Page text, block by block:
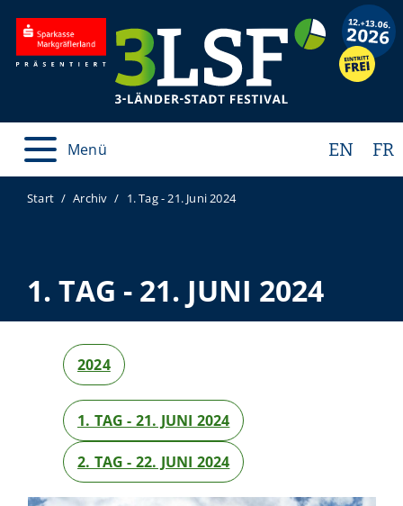
Menü EN FR
Start Archiv 1. Tag - 21. Juni 2024
1. TAG - 21. JUNI 2024
2024
1. TAG - 21. JUNI 2024
2. TAG - 22. JUNI 2024